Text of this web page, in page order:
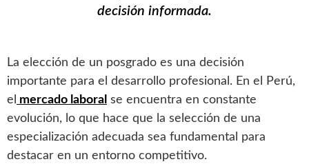
decisión informada.
La elección de un posgrado es una decisión
importante para el desarrollo profesional. En el Perú,
el mercado laboral se encuentra en constante
evolución, lo que hace que la selección de una
especialización adecuada sea fundamental para
destacar en un entorno competitivo.